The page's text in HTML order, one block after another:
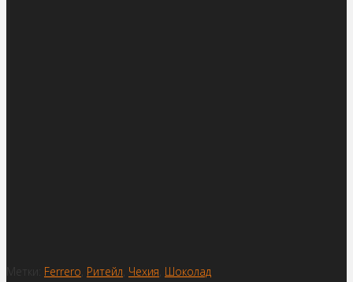
Метки: Ferrero Ритейл Чехия Шоколад